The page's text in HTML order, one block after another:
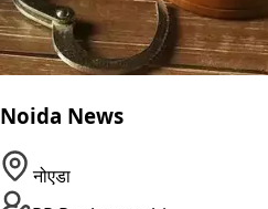
Noida News
नोएडा